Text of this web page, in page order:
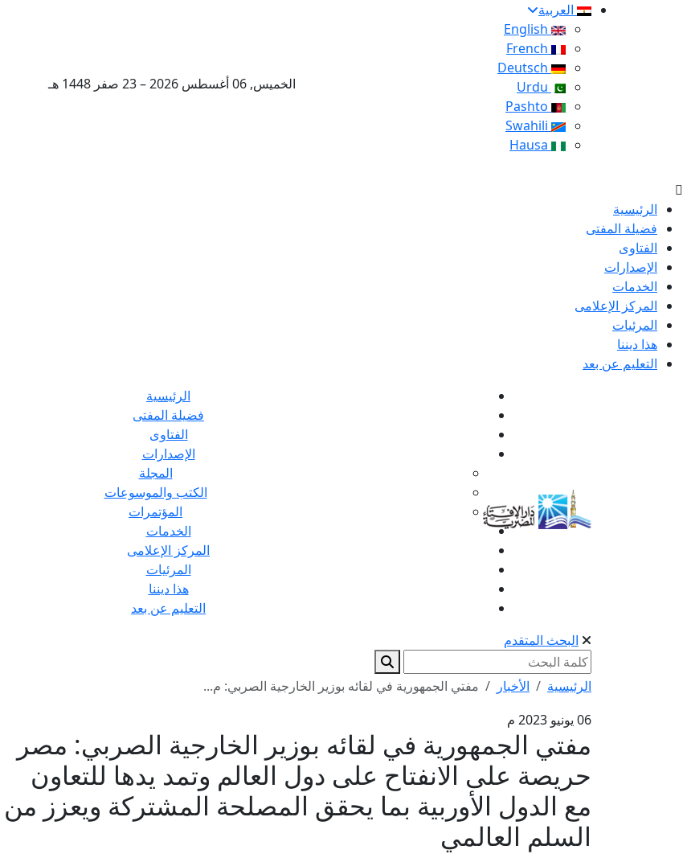
العربية
الخميس, 06 أغسطس 2026 – 23 صفر 1448 هـ
الرئيسية
فضيلة المفتى
الفتاوى
الإصدارات
الخدمات
المركز الإعلامى
المرئيات
هذا ديننا
التعليم عن بعد
الرئيسية
فضيلة المفتى
الفتاوى
الإصدارات
المجلة
الكتب والموسوعات
المؤتمرات
الخدمات
المركز الإعلامى
المرئيات
هذا ديننا
التعليم عن بعد
البحث المتقدم
الرئيسية الأخبار
مفتي الجمهورية في لقائه بوزير الخارجية الصربي: م...
06 يونيو 2023 م
مفتي الجمهورية في لقائه بوزير الخارجية الصربي: مصر
حريصة على الانفتاح على دول العالم وتمد يدها للتعاون
مع الدول الأوربية بما يحقق المصلحة المشتركة ويعزز من
السلم العالمي